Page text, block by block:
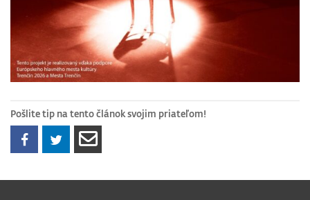
Pošlite tip na tento článok svojim priateľom!